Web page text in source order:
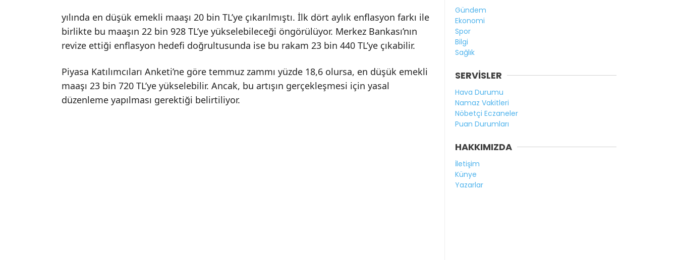
yılında en düşük emekli maaşı 20 bin TL’ye çıkarılmıştı. İlk dört aylık enflasyon farkı ile
birlikte bu maaşın 22 bin 928 TL’ye yükselebileceği öngörülüyor. Merkez Bankası’nın
revize ettiği enflasyon hedefi doğrultusunda ise bu rakam 23 bin 440 TL’ye çıkabilir.
Piyasa Katılımcıları Anketi’ne göre temmuz zammı yüzde 18,6 olursa, en düşük emekli
maaşı 23 bin 720 TL’ye yükselebilir. Ancak, bu artışın gerçekleşmesi için yasal
düzenleme yapılması gerektiği belirtiliyor.
Gündem
Ekonomi
Spor
Bilgi
Sağlık
SERVİSLER
Hava Durumu
Namaz Vakitleri
Nöbetçi Eczaneler
Puan Durumları
HAKKIMIZDA
İletişim
Künye
Yazarlar